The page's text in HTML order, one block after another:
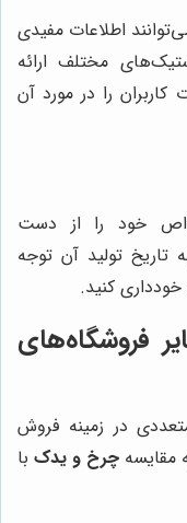
اطلاعات مفیدی
مختلف ارائه
را در مورد آن
خود را از دست
تاریخ تولید آن توجه
کنید.
فروشگاه‌های
در زمینه فروش
مقایسه چرخ و یدک با